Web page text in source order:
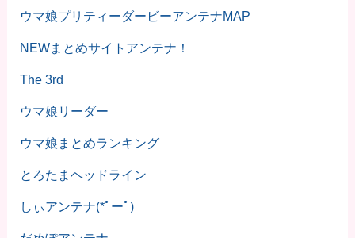
ウマ娘プリティーダービーアンテナMAP
NEWまとめサイトアンテナ！
The 3rd
ウマ娘リーダー
ウマ娘まとめランキング
とろたまヘッドライン
しぃアンテナ(*ﾟーﾟ)